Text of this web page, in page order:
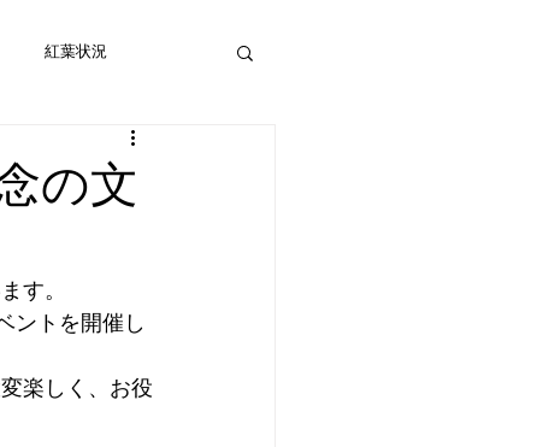
紅葉状況
の文
す。
ントを開催し
楽しく、お役